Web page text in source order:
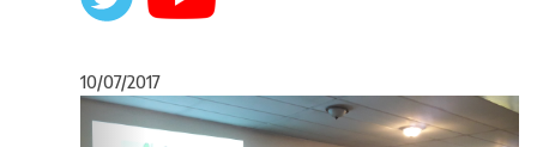
10/07/2017
Anterior